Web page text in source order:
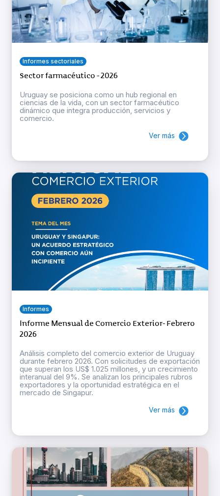
Informes sectoriales
Sector farmacéutico - 2026
Uruguay se posiciona como un hub regional en
ciencias de la vida, con un sector farmacéutico
dinámico que integra producción, servicios y
comercio.
Ver más
Informes
Informe Mensual de Comercio Exterior- Febrero
2026
Análisis completo del comercio exterior de Uruguay
durante febrero 2026. Con solicitudes de exportación
que superan los US$ 1.025 millones, y un crecimiento
interanual del 9%. Se analizan los principales rubros
exportadores y la oportunidad estratégica en el
mercado de Singapur.
Ver más